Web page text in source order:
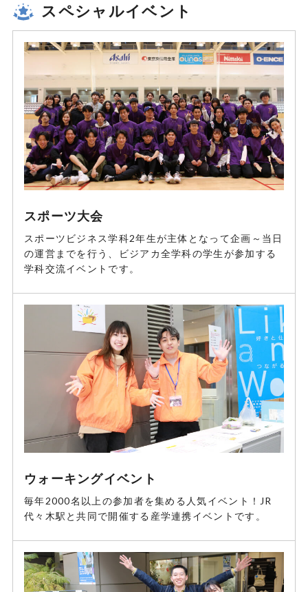
スペシャルイベント
スポーツ大会
スポーツビジネス学科2年生が主体となって企画～当日
の運営までを行う、ビジアカ全学科の学生が参加する
学科交流イベントです。
ウォーキングイベント
毎年2000名以上の参加者を集める人気イベント！JR
代々木駅と共同で開催する産学連携イベントです。